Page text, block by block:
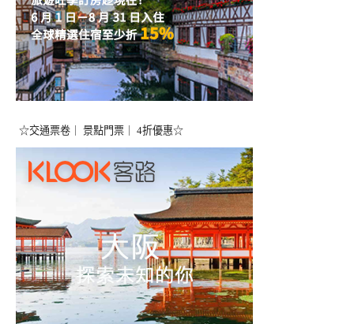
☆交通票卷｜ 景點門票｜ 4折優惠☆